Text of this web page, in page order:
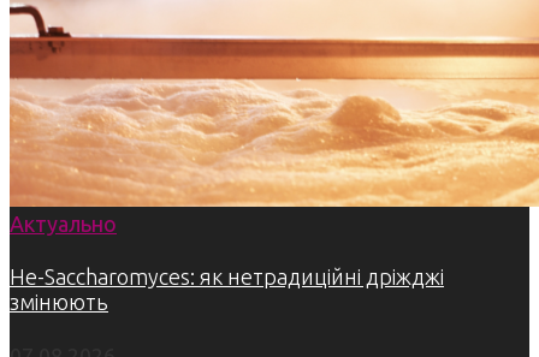
Актуально
Не-Saccharomyces: як нетрадиційні дріжджі
змінюють